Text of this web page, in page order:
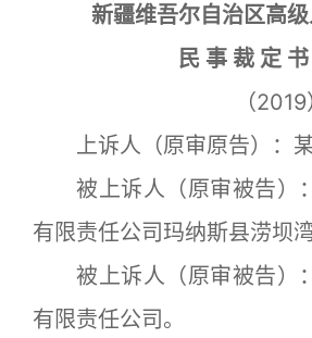
新疆维吾尔自治区高
民 事 裁 定 书
（2019
上诉人（原审原告）：某
被上诉人（原审被告）
有限责任公司玛纳斯县涝坝湾
被上诉人（原审被告）
有限责任公司。